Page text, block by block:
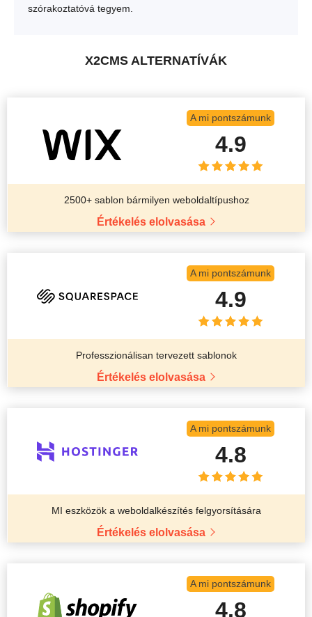
szórakoztatóvá tegyem.
X2CMS ALTERNATÍVÁK
A mi pontszámunk
4.9
2500+ sablon bármilyen weboldaltípushoz
Értékelés elolvasása
A mi pontszámunk
4.9
Professzionálisan tervezett sablonok
Értékelés elolvasása
A mi pontszámunk
4.8
MI eszközök a weboldalkészítés felgyorsítására
Értékelés elolvasása
A mi pontszámunk
4.8